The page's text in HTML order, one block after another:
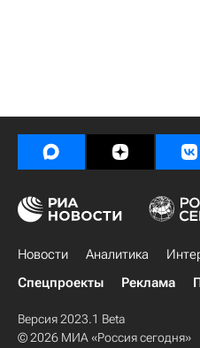
Новости Аналитика
Спецпроекты
Реклама
Версия 2023.1 Beta
© 2026 МИА «Россия сегодня»